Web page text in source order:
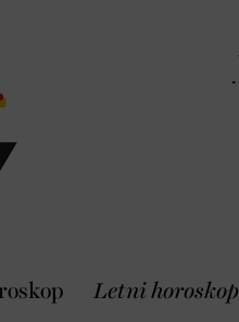
Letni horoskop